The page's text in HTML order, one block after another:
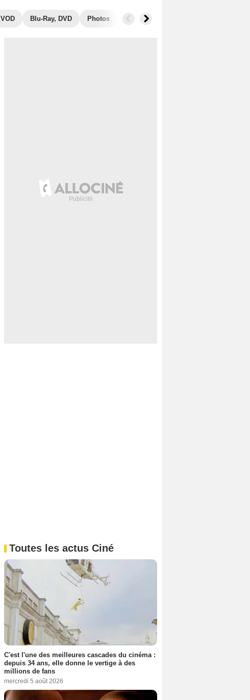
VOD Blu-Ray, DVD Photos Musique
Toutes les actus Ciné
C'est l'une des meilleures cascades du cinéma :
depuis 34 ans, elle donne le vertige à des
millions de fans
mercredi 5 août 2026